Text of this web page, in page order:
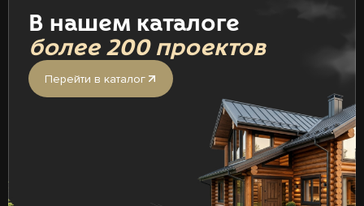
В нашем каталоге
более 200 проектов
Перейти в каталог